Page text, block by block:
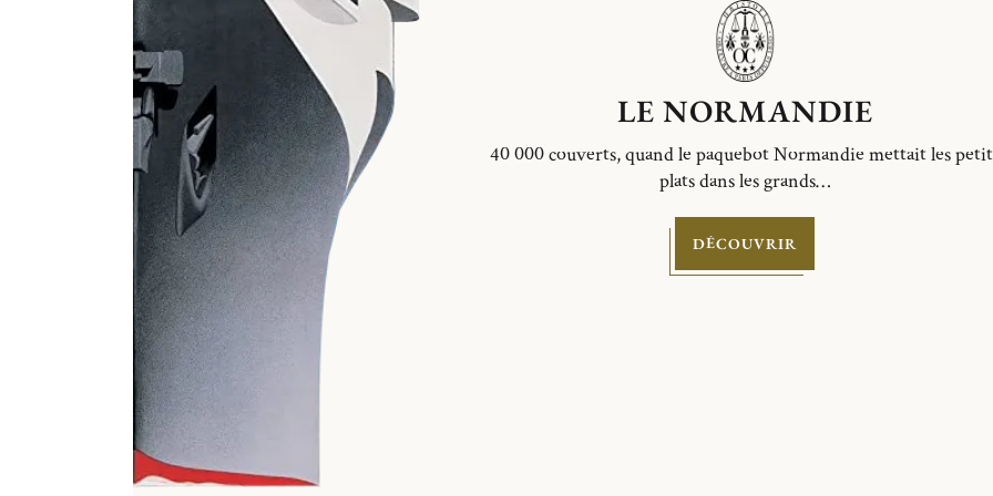
LE NORMANDIE
40 000 couverts, quand le paquebot Normandie mettait les
plats dans les grands…
DÉCOUVRIR